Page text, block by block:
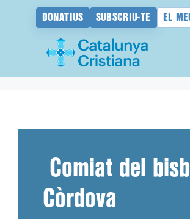
DONATIUS SUBSCRIU-TE EL
Comiat del
Còrdova